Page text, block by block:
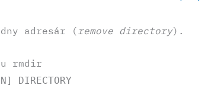
adresár (remove directory).
rmdir
DIRECTORY